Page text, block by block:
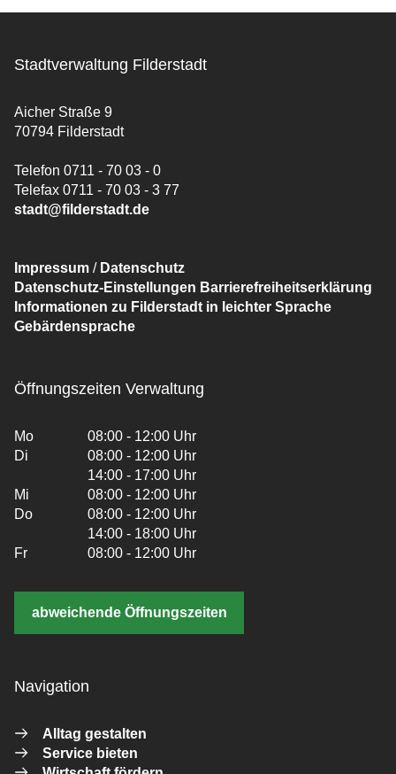
Stadtverwaltung Filderstadt
Aicher Straße 9
70794 Filderstadt
Telefon 0711 - 70 03 - 0
Telefax 0711 - 70 03 - 3 77
stadt@filderstadt.de
Impressum / Datenschutz
Datenschutz-Einstellungen Barrierefreiheitserklärung
Informationen zu Filderstadt in leichter Sprache
Gebärdensprache
Öffnungszeiten Verwaltung
Mo
08:00 - 12:00 Uhr
Di
08:00 - 12:00 Uhr
14:00 - 17:00 Uhr
Mi
08:00 - 12:00 Uhr
Do
08:00 - 12:00 Uhr
14:00 - 18:00 Uhr
Fr
08:00 - 12:00 Uhr
abweichende Öffnungszeiten
Navigation
Alltag gestalten
Service bieten